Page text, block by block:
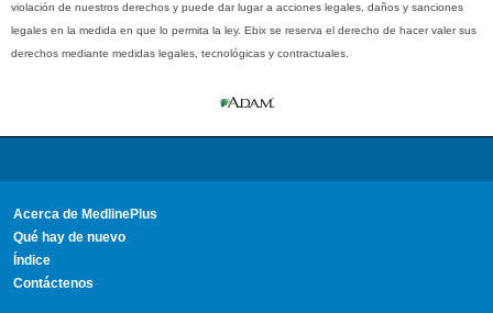
violación de nuestros derechos y puede dar lugar a acciones legales, daños y sanciones
legales en la medida en que lo permita la ley. Ebix se reserva el derecho de hacer valer sus
derechos mediante medidas legales, tecnológicas y contractuales.
Acerca de MedlinePlus
Qué hay de nuevo
Índice
Contáctenos